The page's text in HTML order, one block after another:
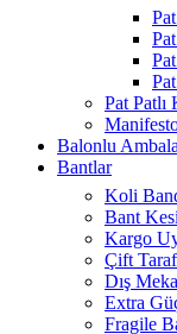
Pat Patlı
Balonlu
Bantlar
Koli
Bant
Kargo
Çift
Dış
Extra
Fragile